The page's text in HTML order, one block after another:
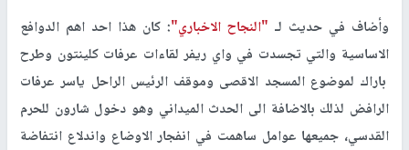
وأضاف في حديث لـ "النجاح الاخباري": كان هذا احد اهم الدوافع
الاساسية والتي تجسدت في واي ريفر لقاءات عرفات كلينتون وطرح
باراك لموضوع المسجد الاقصى وموقف الرئيس الراحل ياسر عرفات
الرافض لذلك بالاضافة الى الحدث الميداني وهو دخول شارون للحرم
القدسي، جميعها عوامل ساهمت في انفجار الاوضاع واندلاع انتفاضة